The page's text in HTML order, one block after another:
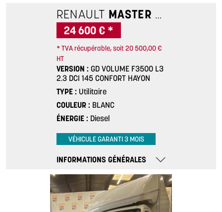
RENAULT MASTER 3
24 600 € *
* TVA récupérable, soit 20 500,00 €
HT
VERSION
GD VOLUME F3500 L3
2.3 DCI 145 CONFORT HAYON
TYPE
Utilitaire
COULEUR
BLANC
ÉNERGIE
Diesel
VÉHICULE GARANTI 3 MOIS
INFORMATIONS GÉNÉRALES